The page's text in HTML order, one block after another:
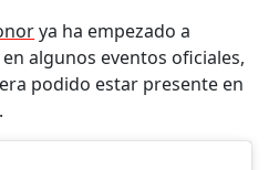
ya ha empezado a
algunos eventos oficiales,
podido estar presente en
.